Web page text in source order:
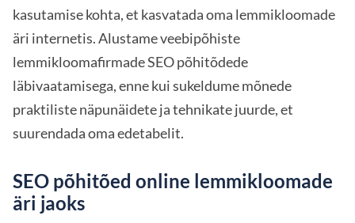
kasutamise kohta, et kasvatada oma lemmikloomade
äri internetis. Alustame veebipõhiste
lemmikloomafirmade SEO põhitõdede
läbivaatamisega, enne kui sukeldume mõnede
praktiliste näpunäidete ja tehnikate juurde, et
suurendada oma edetabelit.
SEO põhitõed online lemmikloomade
äri jaoks